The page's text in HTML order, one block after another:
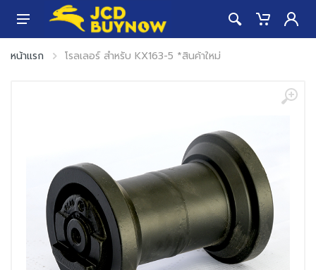
หน้าแรก โรลเลอร์ สำหรับ KX163-5 *สินค้าใหม่